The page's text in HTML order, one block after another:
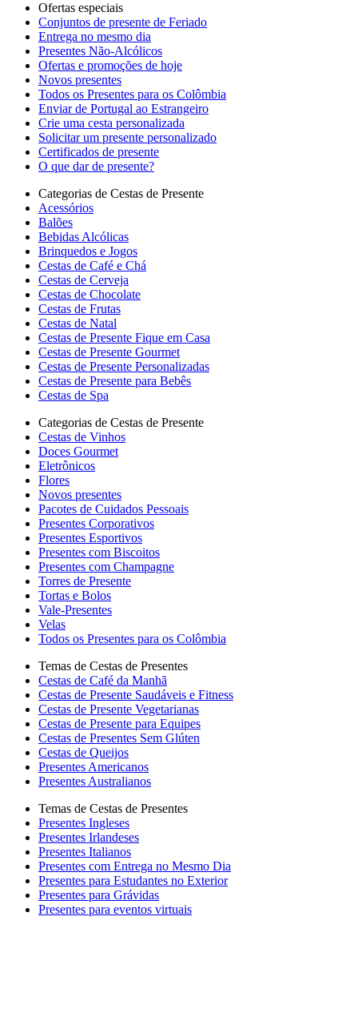
Ofertas especiais
Сonjuntos de presente de Feriado
Entrega no mesmo dia
Presentes Não-Alcólicos
Ofertas e promoções de hoje
Novos presentes
Todos os Presentes para os Colômbia
Enviar de Portugal ao Estrangeiro
Crie uma cesta personalizada
Solicitar um presente personalizado
Certificados de presente
O que dar de presente?
Categorias de Cestas de Presente
Acessórios
Balões
Bebidas Alcólicas
Brinquedos e Jogos
Cestas de Café e Chá
Cestas de Cerveja
Cestas de Chocolate
Cestas de Frutas
Cestas de Natal
Cestas de Presente Fique em Casa
Cestas de Presente Gourmet
Cestas de Presente Personalizadas
Cestas de Presente para Bebês
Cestas de Spa
Categorias de Cestas de Presente
Cestas de Vinhos
Doces Gourmet
Eletrônicos
Flores
Novos presentes
Pacotes de Cuidados Pessoais
Presentes Corporativos
Presentes Esportivos
Presentes com Biscoitos
Presentes com Champagne
Torres de Presente
Tortas e Bolos
Vale-Presentes
Velas
Todos os Presentes para os Colômbia
Temas de Cestas de Presentes
Cestas de Café da Manhã
Cestas de Presente Saudáveis e Fitness
Cestas de Presente Vegetarianas
Cestas de Presente para Equipes
Cestas de Presentes Sem Glúten
Cestas de Queijos
Presentes Americanos
Presentes Australianos
Temas de Cestas de Presentes
Presentes Ingleses
Presentes Irlandeses
Presentes Italianos
Presentes com Entrega no Mesmo Dia
Presentes para Estudantes no Exterior
Presentes para Grávidas
Presentes para eventos virtuais